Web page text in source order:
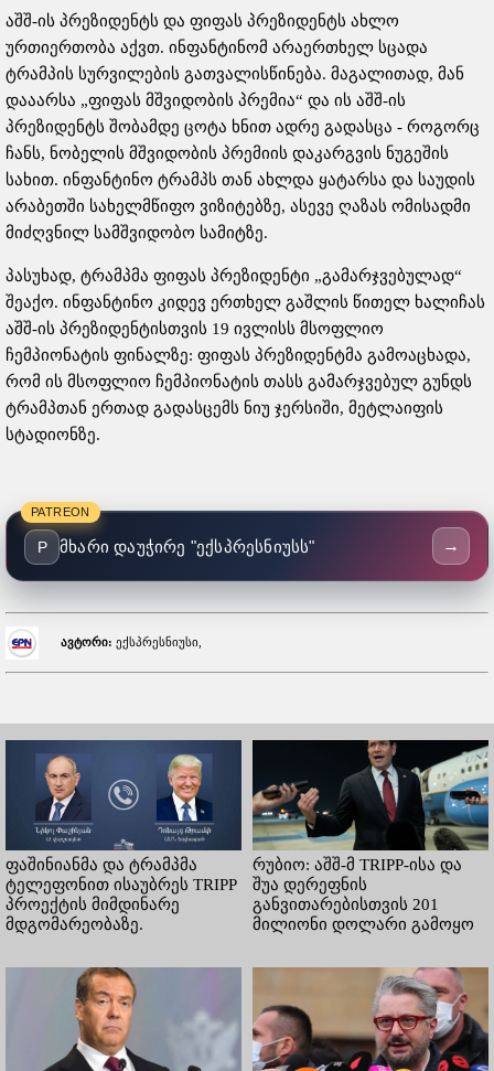
აშშ-ის პრეზიდენტს და ფიფას პრეზიდენტს ახლო
ურთიერთობა აქვთ. ინფანტინომ არაერთხელ სცადა
ტრამპის სურვილების გათვალისწინება. მაგალითად, მან
დააარსა „ფიფას მშვიდობის პრემია“ და ის აშშ-ის
პრეზიდენტს შობამდე ცოტა ხნით ადრე გადასცა - როგორც
ჩანს, ნობელის მშვიდობის პრემიის დაკარგვის ნუგეშის
სახით. ინფანტინო ტრამპს თან ახლდა ყატარსა და საუდის
არაბეთში სახელმწიფო ვიზიტებზე, ასევე ღაზას ომისადმი
მიძღვნილ სამშვიდობო სამიტზე.
პასუხად, ტრამპმა ფიფას პრეზიდენტი „გამარჯვებულად“
შეაქო. ინფანტინო კიდევ ერთხელ გაშლის წითელ ხალიჩას
აშშ-ის პრეზიდენტისთვის 19 ივლისს მსოფლიო
ჩემპიონატის ფინალზე: ფიფას პრეზიდენტმა გამოაცხადა,
რომ ის მსოფლიო ჩემპიონატის თასს გამარჯვებულ გუნდს
ტრამპთან ერთად გადასცემს ნიუ ჯერსიში, მეტლაიფის
სტადიონზე.
PATREON
P მხარი დაუჭირე "ექსპრესნიუსს" →
ავტორი: ექსპრესნიუსი,
ფაშინიანმა და ტრამპმა
ტელეფონით ისაუბრეს TRIPP
პროექტის მიმდინარე
მდგომარეობაზე.
რუბიო: აშშ-მ TRIPP-ისა და
შუა დერეფნის
განვითარებისთვის 201
მილიონი დოლარი გამოყო